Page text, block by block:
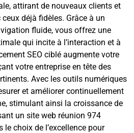
attirant de nouveaux clients et
déjà fidèles. Grâce à un
fluide, vous offrez une
qui incite à l’interaction et à
SEO ciblé augmente votre
votre entreprise en tête des
Avec les outils numériques
et améliorer continuellement
stimulant ainsi la croissance de
un site web réunion 974
choix de l’excellence pour